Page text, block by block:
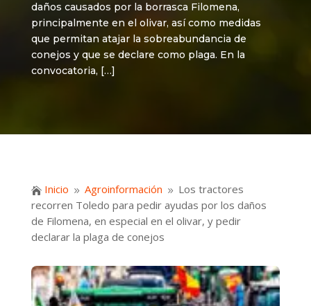
daños causados por la borrasca Filomena,
principalmente en el olivar, así como medidas
que permitan atajar la sobreabundancia de
conejos y que se declare como plaga. En la
convocatoria, […]
 Inicio 9 Agroinformación 9 Los tractores
recorren Toledo para pedir ayudas por los daños
de Filomena, en especial en el olivar, y pedir
declarar la plaga de conejos